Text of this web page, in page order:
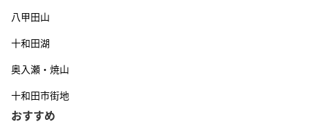
八甲田山
十和田湖
奥入瀬・焼山
十和田市街地
おすすめ